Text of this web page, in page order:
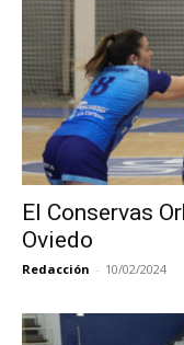
El Conservas
Oviedo
Redacción - 10/02/2024